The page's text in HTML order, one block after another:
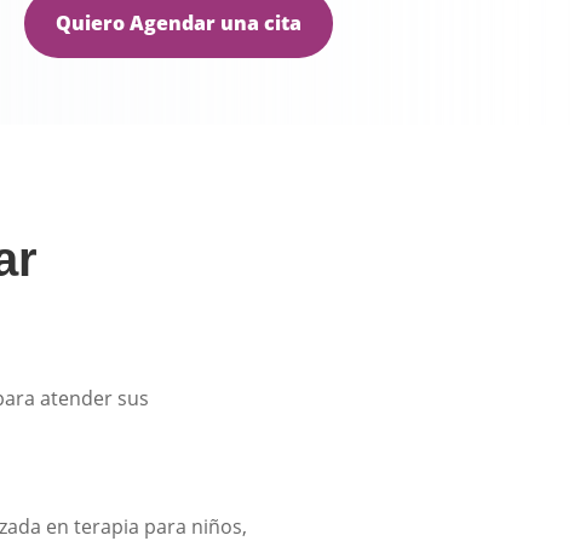
Quiero Agendar una cita
atender sus
en terapia para niños,